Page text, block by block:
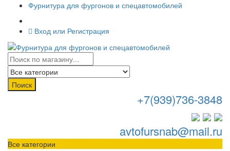
Фурнитура для фургонов и спецавтомобилей
Вход или Регистрация
Поиск
+7(939)736-3848
avtofursnab@mail.ru
Все категории